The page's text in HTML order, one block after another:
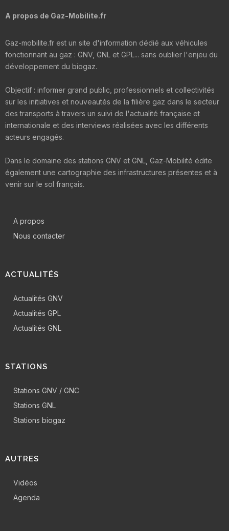
A propos de Gaz-Mobilite.fr
Gaz-mobilite.fr est un site d'information dédié aux véhicules
fonctionnant au gaz : GNV, GNL et GPL... sans oublier l'enjeu du
développement du biogaz.
Objectif : informer grand public, professionnels et collectivités
sur les initiatives et nouveautés de la filière gaz dans le secteur
des transports à travers un suivi de l'actualité française et
internationale et des interviews réalisées avec les différents
acteurs engagés.
Dans le domaine des stations GNV et GNL, Gaz-Mobilité édite
également une cartographie des infrastructures présentes et à
venir sur le sol français.
A propos
Nous contacter
ACTUALITÉS
Actualités GNV
Actualités GPL
Actualités GNL
STATIONS
Stations GNV / GNC
Stations GNL
Stations biogaz
AUTRES
Vidéos
Agenda